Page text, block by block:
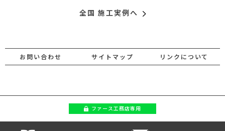
全国 施工実例へ
お問い合わせ サイトマップ リンクについて
ファース工務店専用